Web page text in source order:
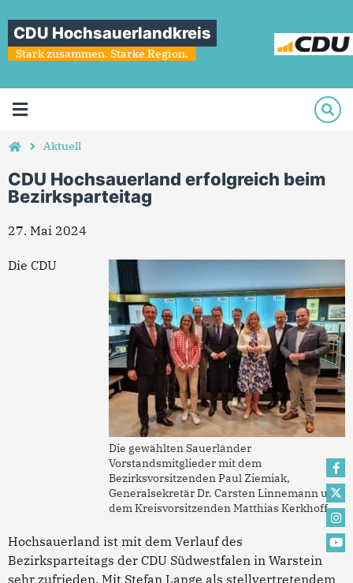
CDU Hochsauerlandkreis
Stark zusammen. Starke Region.
Aktuell
CDU Hochsauerland erfolgreich beim
Bezirksparteitag
27. Mai 2024
Die gewählten Sauerländer
Vorstandsmitglieder mit dem
Bezirksvorsitzenden Paul Ziemiak,
Generalsekretär Dr. Carsten Linnemann und
dem Kreisvorsitzenden Matthias Kerkhoff
Die CDU
Hochsauerland ist mit dem Verlauf des
Bezirksparteitags der CDU Südwestfalen in Warstein
sehr zufrieden. Mit Stefan Lange als stellvertretendem